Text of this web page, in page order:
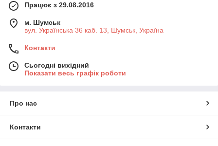
Працює з 29.08.2016
м. Шумськ
вул. Українська 36 каб. 13, Шумськ, Україна
Контакти
Сьогодні вихідний
Показати весь графік роботи
Про нас
Контакти